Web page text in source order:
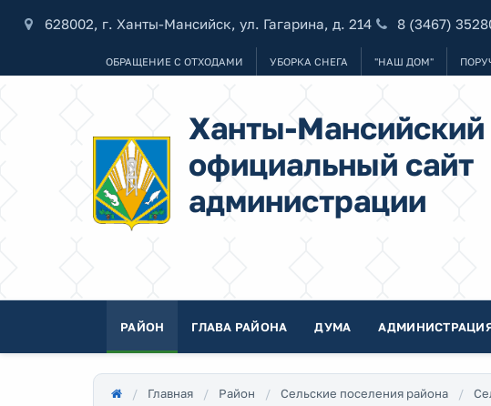
628002, г. Ханты-Мансийск, ул. Гагарина, д. 214 8 (3467)
ОБРАЩЕНИЕ С ОТХОДАМИ УБОРКА СНЕГА "НАШ ДОМ"
Ханты-Мансийский
официальный сайт
администрации
РАЙОН ГЛАВА РАЙОНА ДУМА
Главная Район Сельские поселения района